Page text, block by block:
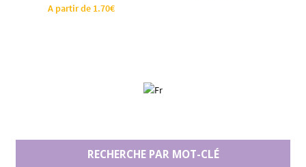
A partir de 1.70€
RECHERCHE PAR MOT-CLÉ